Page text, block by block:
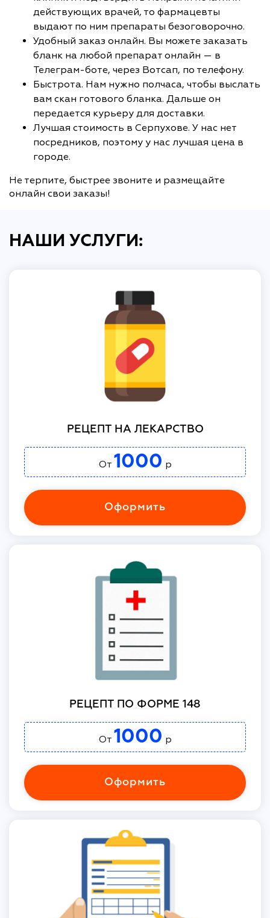
действующих врачей, то фармацевты
выдают по ним препараты безоговорочно.
Удобный заказ онлайн. Вы можете заказать
бланк на любой препарат онлайн — в
Телеграм-боте, через Вотсап, по телефону.
Быстрота. Нам нужно полчаса, чтобы выслать
вам скан готового бланка. Дальше он
передается курьеру для доставки.
Лучшая стоимость в Серпухове. У нас нет
посредников, поэтому у нас лучшая цена в
городе.
Не терпите, быстрее звоните и размещайте
онлайн свои заказы!
НАШИ УСЛУГИ:
РЕЦЕПТ НА ЛЕКАРСТВО
От 1000 р
Оформить
РЕЦЕПТ ПО ФОРМЕ 148
От 1000 р
Оформить